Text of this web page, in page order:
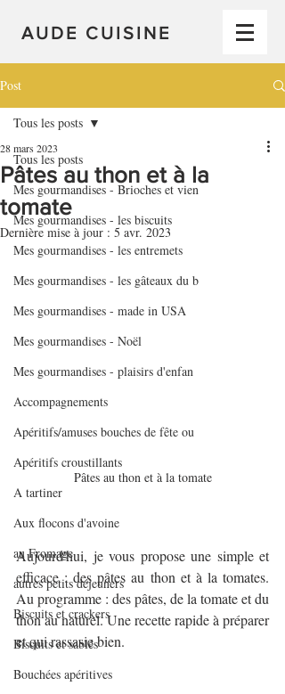
AUDE CUISINE
Post
Tous les posts
Mes gourmandises - Brioches et vien
Mes gourmandises - les biscuits
Mes gourmandises - les entremets
Mes gourmandises - les gâteaux du b
Mes gourmandises - made in USA
Mes gourmandises - Noël
Mes gourmandises - plaisirs d'enfan
Accompagnements
Apéritifs/amuses bouches de fête ou
Apéritifs croustillants
A tartiner
Aux flocons d'avoine
au Fromage
autres petits déjeuners
Biscuits et crackers
Biscuits et sablés
Bouchées apéritives
Tous les posts
Pâtes au thon et à la
tomate
28 mars 2023
Dernière mise à jour : 5 avr. 2023
Pâtes au thon et à la tomate
Aujourd'hui, je vous propose une simple et
efficace : des pâtes au thon et à la tomates.
Au programme : des pâtes, de la tomate et du
thon au naturel. Une recette rapide à préparer
et qui rassasie bien.